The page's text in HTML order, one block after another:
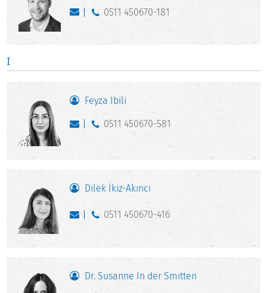
0511 450670-181
I
Feyza Ibili
0511 450670-581
Dilek İkiz-Akıncı
0511 450670-416
Dr. Susanne In der Smitten